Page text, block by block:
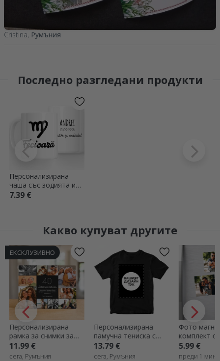
Cristina, Румъния
Последно разгледани продукти
Персонализирана
чаша със зодията и
текст - Дева
7.39 €
Какво купуват другите
Персонализирана
памучна тениска с
вашата портретна
графика
13.79 €
сега, Румъния
Фото магнити -
комплект от 12 броя,
6x6 см
5.99 €
преди 1 минута, Румъния
раница с
9.79 €
преди 4